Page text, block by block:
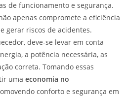
de funcionamento e segurança.
apenas compromete a eficiência
gerar riscos de acidentes.
deve-se levar em conta
a potência necessária, as
correta. Tomando essas
uma economia no
conforto e segurança em